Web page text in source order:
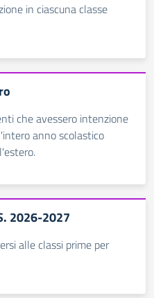
in ciascuna classe
che avessero intenzione
anno scolastico
2026-2027
alle classi prime per